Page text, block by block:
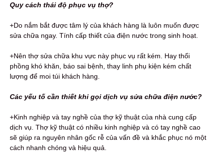
Quy cách thái độ phục vụ thợ?
+Do nắm bắt được tâm lý của khách hàng là luôn muốn được
sửa chữa ngay. Tính cấp thiết của điện nước trong sinh hoạt.
+Nên thợ sửa chữa khu vực này phục vụ rất kém. Hay thổi
phồng khó khăn, báo sai bệnh, thay linh phụ kiện kém chất
lượng để moi túi khách hàng.
Các yếu tố cần thiết khi gọi dịch vụ sửa chữa điện nước?
+Kinh nghiệp và tay nghề của thợ kỹ thuật của nhà cung cấp
dịch vụ. Thợ kỹ thuật có nhiều kinh nghiệp và có tay nghề cao
sẽ giúp ra nguyên nhân gốc rễ của vấn đề và khắc phục nó một
cách nhanh chóng và hiệu quả.